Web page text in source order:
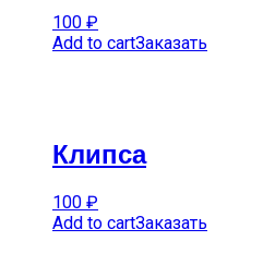
100 ₽
Add to cartЗаказать
Клипса
100 ₽
Add to cartЗаказать